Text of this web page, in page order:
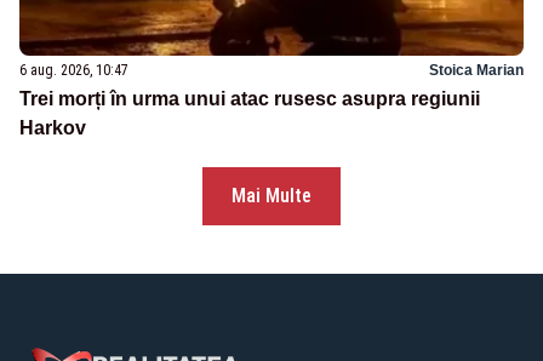
6 aug. 2026, 10:47 Stoica Marian
Trei morți în urma unui atac rusesc asupra regiunii
Harkov
Mai Multe